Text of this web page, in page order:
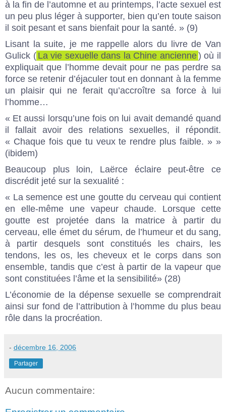
à la fin de l’automne et au printemps, l’acte sexuel est
un peu plus léger à supporter, bien qu’en toute saison
il soit pesant et sans bienfait pour la santé. » (9)
Lisant la suite, je me rappelle alors du livre de Van
Gulick ( La vie sexuelle dans la Chine ancienne) où il
expliquait que l’homme devait pour ne pas perdre sa
force se retenir d’éjaculer tout en donnant à la femme
un plaisir qui ne ferait qu’accroître sa force à lui
l’homme…
« Et aussi lorsqu’une fois on lui avait demandé quand
il fallait avoir des relations sexuelles, il répondit.
« Chaque fois que tu veux te rendre plus faible. » »
(ibidem)
Beaucoup plus loin, Laërce éclaire peut-être ce
discrédit jeté sur la sexualité :
« La semence est une goutte du cerveau qui contient
en elle-même une vapeur chaude. Lorsque cette
goutte est projetée dans la matrice à partir du
cerveau, elle émet du sérum, de l’humeur et du sang,
à partir desquels sont constitués les chairs, les
tendons, les os, les cheveux et le corps dans son
ensemble, tandis que c’est à partir de la vapeur que
sont constituées l’âme et la sensibilité» (28)
L’économie de la dépense sexuelle se comprendrait
ainsi sur fond de l’attribution à l’homme du plus beau
rôle dans la procréation.
- décembre 16, 2006
Partager
Aucun commentaire: